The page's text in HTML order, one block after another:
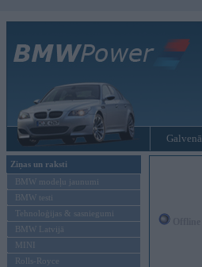
Galvenā
Ziņas un raksti
BMW modeļu jaunumi
BMW testi
Tehnoloģijas & sasniegumi
BMW Latvijā
MINI
Rolls-Royce